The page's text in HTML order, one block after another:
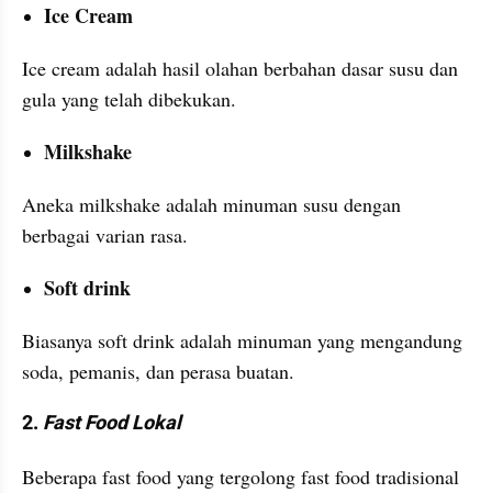
Ice Cream
Ice cream adalah hasil olahan berbahan dasar susu dan
gula yang telah dibekukan.
Milkshake
Aneka milkshake adalah minuman susu dengan
berbagai varian rasa.
Soft drink
Biasanya soft drink adalah minuman yang mengandung
soda, pemanis, dan perasa buatan.
2. Fast Food Lokal
Beberapa fast food yang tergolong fast food tradisional